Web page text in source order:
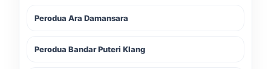
Perodua Ara Damansara
Perodua Bandar Puteri Klang